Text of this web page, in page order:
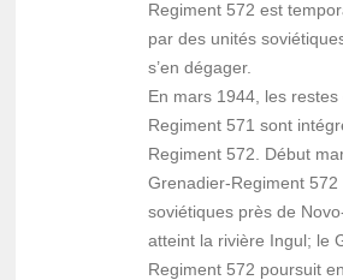
Regiment 572 est
par des unités
s’en dégager.
En mars 1944, les
Regiment 571 sont
Regiment 572. Début
Grenadier-Regiment
soviétiques près de
atteint la rivière Ingul; le
Regiment 572 poursuit